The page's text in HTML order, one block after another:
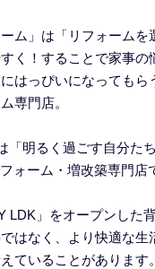
ーム」は「リフォーム
く！することで家事の
はっぴいになってもら
専門店。
「明るく過ごす自分た
ォーム・増改築専門店
LDK 」をオープンした
はなく、より快適な生
ていることがあります。